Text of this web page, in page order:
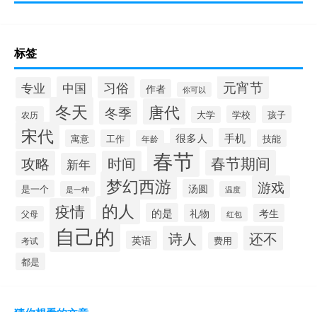
标签
专业 中国 习俗 作者 你可以 元宵节
农历 冬天 冬季 唐代 大学 学校 孩子
宋代 寓意 工作 年龄 很多人 手机 技能
攻略 新年 时间 春节 春节期间
是一个 是一种 梦幻西游 汤圆 温度 游戏
父母 疫情 的人 的是 礼物 红包 考生
考试 自己的 英语 诗人 费用 还不
都是